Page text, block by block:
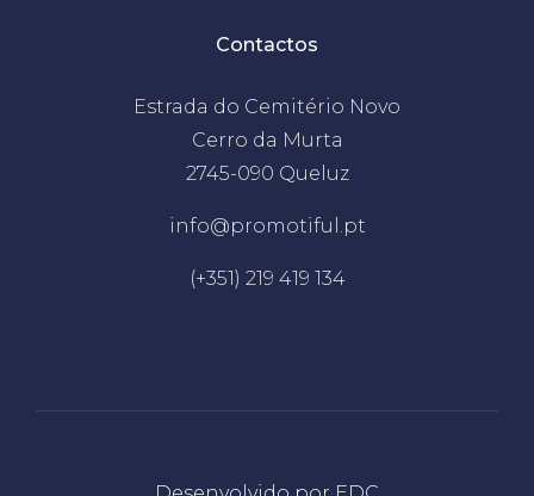
Contactos
Estrada do Cemitério Novo
Cerro da Murta
2745-090 Queluz
info@promotiful.pt
(+351) 219 419 134